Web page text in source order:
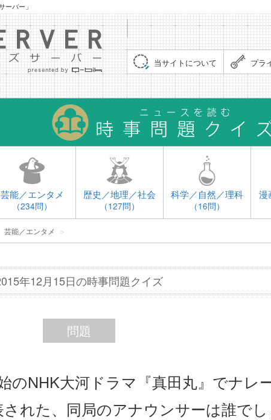
ーバー」
当サイトについて プラ
芸能／エンタメ
（234問）
歴史／地理／社会
（127問）
科学／自然／理科
（16問）
漫
芸能／エンタメ ＞
年12月15日の時事問題クイズ
問題
のNHK大河ドラマ『真田丸』でナレ
れた、同局のアナウンサーは誰でし